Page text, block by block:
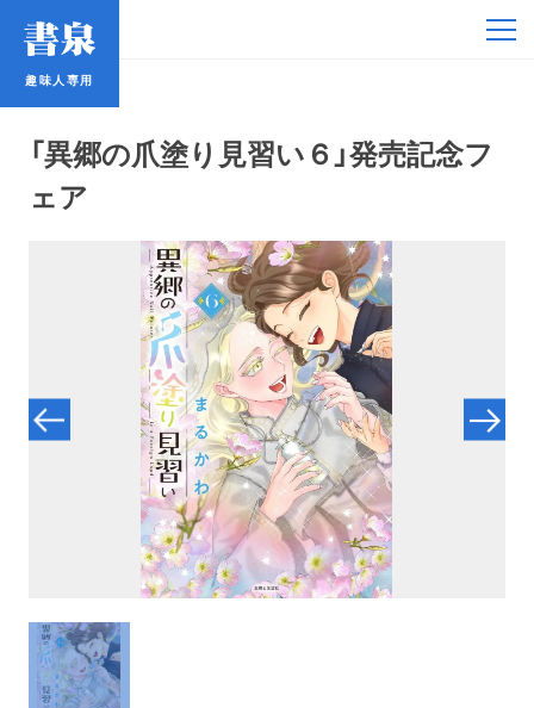
趣味人専用
「異郷の爪塗り見習い６」発売記念フ
ェア
趣味人専用
アイドル
鉄道・バス
コミック・ラノベ
プロレス
数学
コンピューター